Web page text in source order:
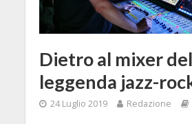
Dietro al mixer
leggenda jazz-
24 Luglio 2019 Redazione